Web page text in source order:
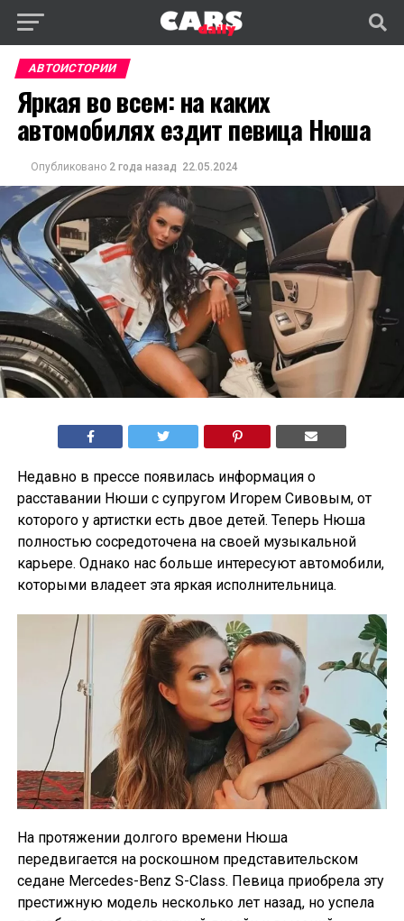
АВТОИСТОРИИ
Яркая во всем: на каких
автомобилях ездит певица Нюша
Опубликовано 2 года назад 22.05.2024
Недавно в прессе появилась информация о
расставании Нюши с супругом Игорем Сивовым, от
которого у артистки есть двое детей. Теперь Нюша
полностью сосредоточена на своей музыкальной
карьере. Однако нас больше интересуют автомобили,
которыми владеет эта яркая исполнительница.
На протяжении долгого времени Нюша
передвигается на роскошном представительском
седане Mercedes-Benz S-Class. Певица приобрела эту
престижную модель несколько лет назад, но успела